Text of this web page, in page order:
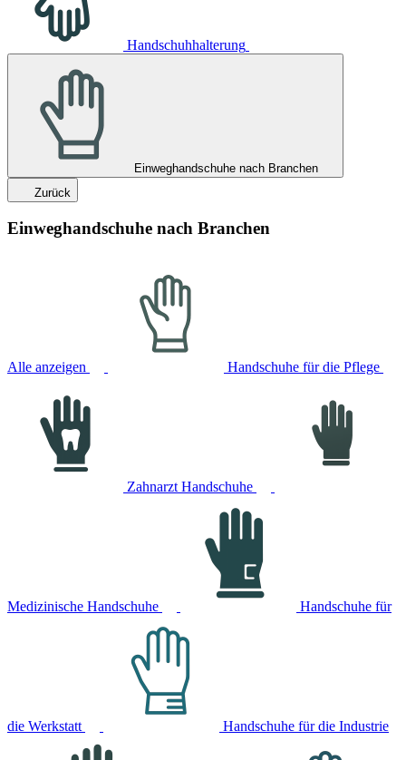
Handschuhhalterung
Einweghandschuhe nach Branchen
Zurück
Einweghandschuhe nach Branchen
Alle anzeigen Handschuhe für die Pflege
Zahnarzt Handschuhe
Medizinische Handschuhe Handschuhe für
die Werkstatt Handschuhe für die Industrie